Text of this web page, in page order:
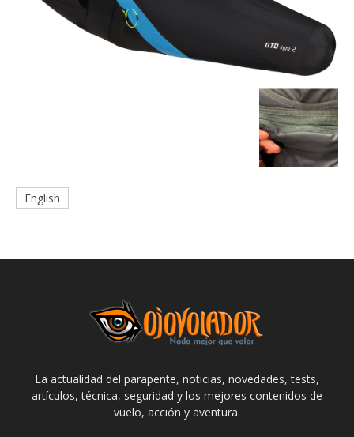
English
La actualidad del parapente, noticias, novedades, tests,
artículos, técnica, seguridad y los mejores contenidos de
vuelo, acción y aventura.